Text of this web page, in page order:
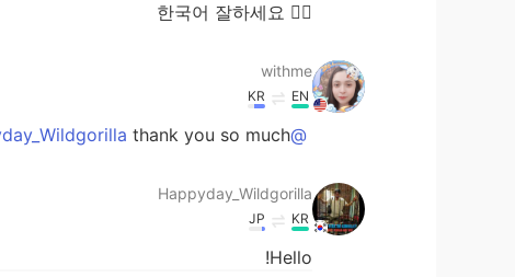
👌🏻 한국어 잘하세요
withme
EN
KR
@Happyday_Wildgorilla
thank you so much!
Happyday_Wildgorilla
KR
JP
Hello!